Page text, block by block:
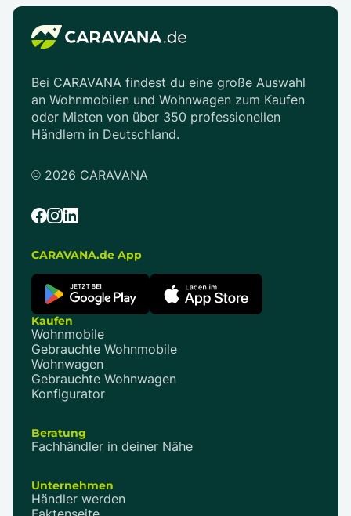
Bei CARAVANA findest du eine große Auswahl
an Wohnmobilen und Wohnwagen zum Kaufen
oder Mieten von über 350 professionellen
Händlern in Deutschland.
© 2026 CARAVANA
CARAVANA.de App
Kaufen
Wohnmobile
Gebrauchte Wohnmobile
Wohnwagen
Gebrauchte Wohnwagen
Konfigurator
Beratung
Fachhändler in deiner Nähe
Unternehmen
Händler werden